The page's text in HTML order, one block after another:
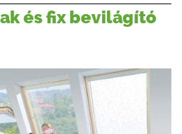
SEGÉDLETEK
és fix bevilágító